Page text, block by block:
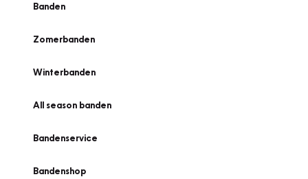
Banden
Zomerbanden
Winterbanden
All season banden
Bandenservice
Bandenshop